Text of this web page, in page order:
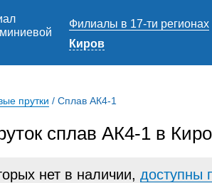
Филиалы в 17-ти регионах
Киров
прутки / Сплав АК4-1
сплав АК4-1 в
нет в наличии, доступны